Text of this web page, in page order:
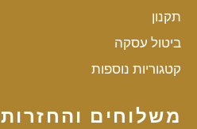
תקנון
ביטול עסקה
קטגוריות נוספות
משלוחים והחזרות